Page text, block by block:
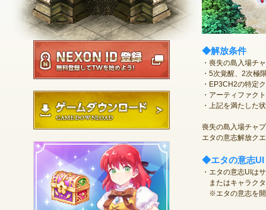
NEXON ID登録
ゲームダウンロード
◆解放条件
・喪失の島入場チ
・5次覚醒、2次極
・EP3CH2の特定
・アーティファク
・上記を満たした
喪失の島入場チャ
エタの意志解放ク
◆エタの意志UI
・エタの意志UIは
またはキャラク
※エタの意志を開